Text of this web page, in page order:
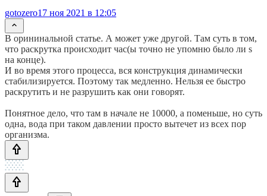
gotozero17 ноя 2021 в 12:05
В орининальной статье. А может уже другой. Там суть в том,
что раскрутка происходит час(ы точно не упомню было ли s
на конце).
И во время этого процесса, вся конструкция динамически
стабилизируется. Поэтому так медленно. Нельзя ее быстро
раскрутить и не разрушить как они говорят.
Понятное дело, что там в начале не 10000, а поменьше, но суть
одна, вода при таком давлении просто вытечет из всех пор
организма.